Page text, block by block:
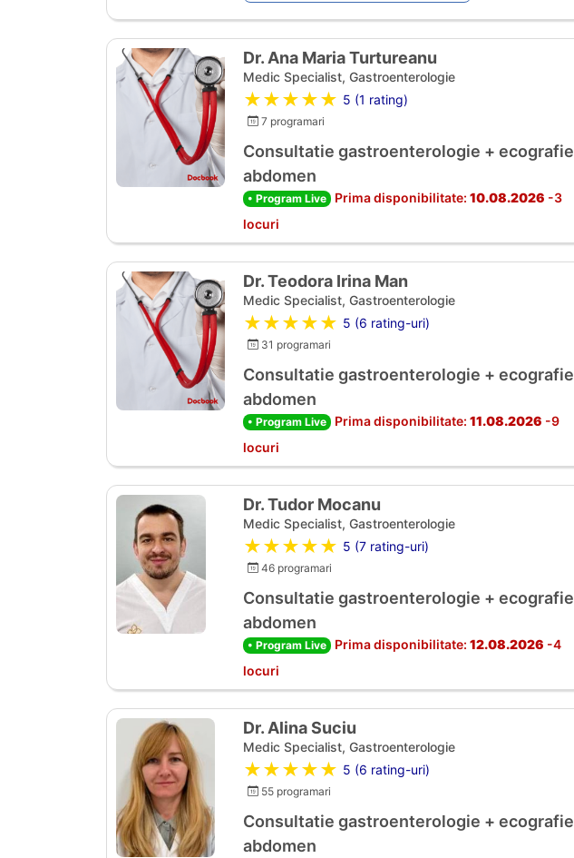
Dr. Ana Maria Turtureanu
Medic Specialist, Gastroenterologie
★★★★★ 5 (1 rating)
7 programari
Consultatie gastroenterologie + ecografie
abdomen
• Program Live Prima disponibilitate: 10.08.2026 -3
locuri
Dr. Teodora Irina Man
Medic Specialist, Gastroenterologie
★★★★★ 5 (6 rating-uri)
31 programari
Consultatie gastroenterologie + ecografie
abdomen
• Program Live Prima disponibilitate: 11.08.2026 -9
locuri
Dr. Tudor Mocanu
Medic Specialist, Gastroenterologie
★★★★★ 5 (7 rating-uri)
46 programari
Consultatie gastroenterologie + ecografie
abdomen
• Program Live Prima disponibilitate: 12.08.2026 -4
locuri
Dr. Alina Suciu
Medic Specialist, Gastroenterologie
★★★★★ 5 (6 rating-uri)
55 programari
Consultatie gastroenterologie + ecografie
abdomen